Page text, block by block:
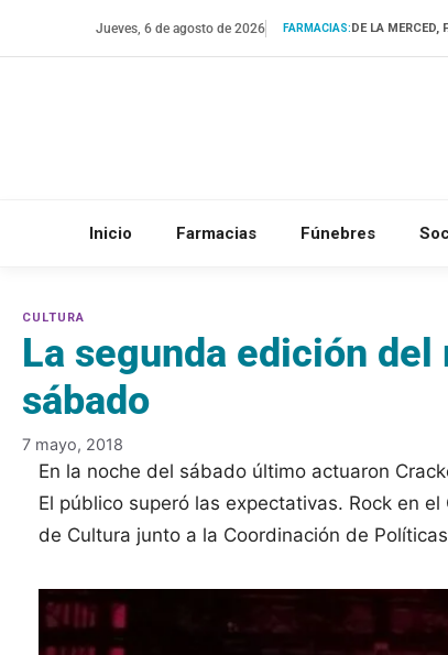
Jueves, 6 de agosto de 2026 FARMACIAS:DE LA MERCED,
Inicio Farmacias Fúnebres
La segunda edición del
sábado
7 mayo, 2018
En la noche del sábado último actuaron
El público superó las expectativas. Rock en
de Cultura junto a la Coordinación de